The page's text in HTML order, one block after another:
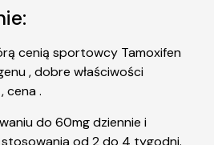
cenią sportowcy Tamoxifen
, dobre właściwości
cena .
do 60mg dziennie i
od 2 do 4 tygodni.